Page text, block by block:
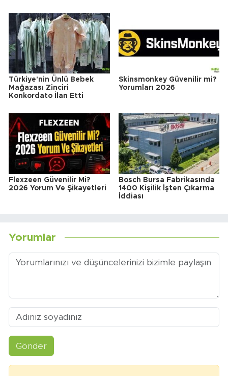
Türkiye'nin Ünlü Bebek
Mağazası Zinciri
Konkordato İlan Etti
Skinsmonkey Güvenilir mi?
Yorumları 2026
Flexzeen Güvenilir Mi?
2026 Yorum Ve Şikayetleri
Bosch Bursa Fabrikasında
1400 Kişilik İşten Çıkarma
İddiası
Yorumlar
Gönder